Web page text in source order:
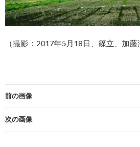
（撮影：2017年5月18日、篠立、加藤
前の画像
次の画像